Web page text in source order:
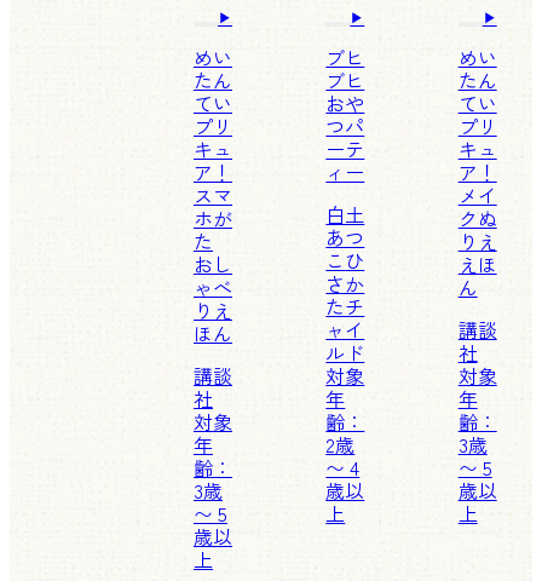
めい
たん
てい
プリ
キュ
ア！
スマ
ホが
た
おし
ゃべ
りえ
ほん
講談
社
対象
年
齢：
3歳
〜 5
歳以
上
ブヒ
ブヒ
おや
つパ
ーテ
ィー
白土
あつ
こ ひ
さか
たチ
ャイ
ルド
対象
年
齢：
2歳
〜 4
歳以
上
めい
たん
てい
プリ
キュ
ア！
メイ
クぬ
りえ
えほ
ん
講談
社
対象
年
齢：
3歳
〜 5
歳以
上